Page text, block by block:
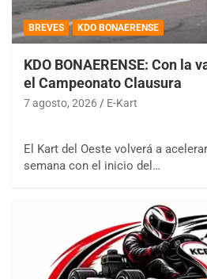
BREVES KDO BONAERENSE
KDO BONAERENSE: Con la
el Campeonato Clausura
7 agosto, 2026 E-Kart
El Kart del Oeste volverá a
semana con el inicio del…